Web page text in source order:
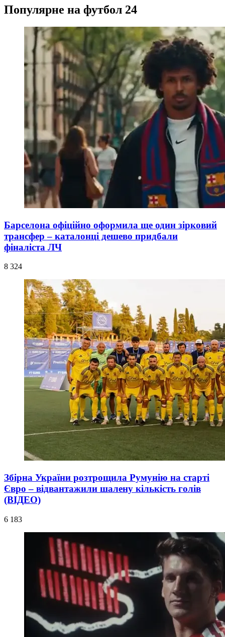
Популярне на футбол 24
Барселона офіційно оформила ще один зірковий
трансфер – каталонці дешево придбали
фіналіста ЛЧ
8 324
Збірна України розтрощила Румунію на старті
Євро – відвантажили шалену кількість голів
(ВІДЕО)
6 183